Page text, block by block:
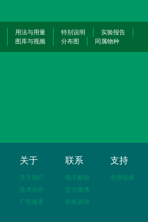
用法与用量 特别说明
实验报告
图库与视频 分布图 同属物种
关于
关于我们
技术合作
广告服务
联系
电子邮箱
官方微博
在线咨询
支持
友情链接